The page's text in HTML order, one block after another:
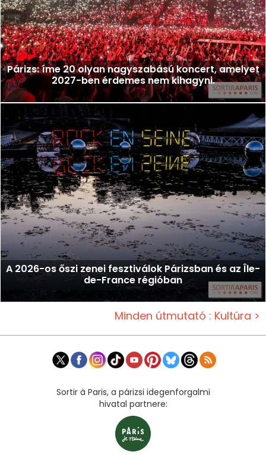
Párizs: íme 20 olyan nagyszabású koncert, amelyet
2027-ben érdemes nem kihagyni.
A 2026-os őszi zenei fesztiválok Párizsban és az Île-
de-France régióban
Minden útmutató : Kultúra >
Sortir à Paris, a párizsi idegenforgalmi
hivatal partnere: